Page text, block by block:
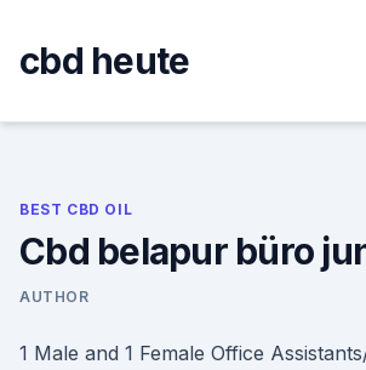
content
cbd heute
BEST CBD OIL
Cbd belapur büro
AUTHOR
1 Male and 1 Female Office